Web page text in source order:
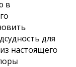
в
для
настоящего